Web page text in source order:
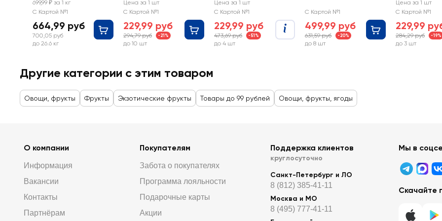
699,99 ₽ за 1 кг
С Картой №1
664,99 руб
700,05 руб
до 26.6 кг
Цена за 1 шт
С Картой №1
229,99 руб
294,79 руб -21%
до 10 шт
Цена за 1 шт
С Картой №1
229,99 руб
473,69 руб -51%
до 4 шт
С Картой №1
499,99 руб
631,59 руб -20%
до 8 шт
Цена за 1 шт
С Картой №1
229,99
284,29 руб -19%
до 3 шт
Другие категории с этим товаром
Овощи, фрукты Фрукты Экзотические фрукты Товары до 99 рублей Овощи, фрукты, ягоды
О компании
Информация
Вакансии
Контакты
Партнёрам
Покупателям
Забота о покупателях
Программа лояльности
Подарочные карты
Акции
Поддержка клиентов
круглосуточно
Санкт-Петербург и ЛО
8 (812) 385-41-11
Москва и МО
8 (495) 777-41-11
Мы в
Скачайте